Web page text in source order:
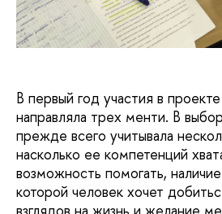
В первый год участия в проекте
направляла трех менти. В
прежде всего учитывала
насколько ее компетенций
возможность помогать,
которой человек хочет